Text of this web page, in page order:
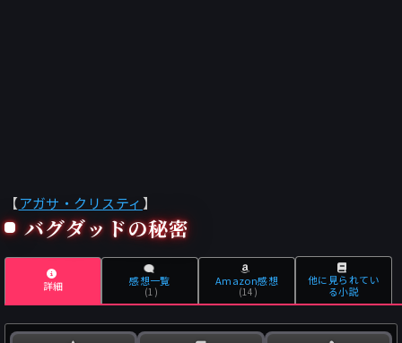
【アガサ・クリスティ】
バグダッドの秘密
詳細 感想一覧
(1)
Amazon感想
(14)
他に見られてい
る小説